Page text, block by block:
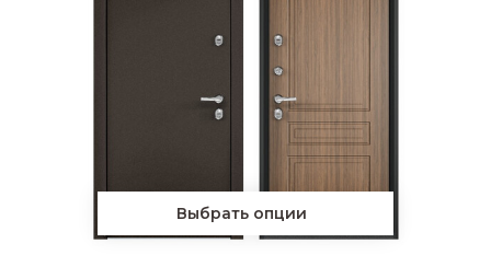
Выбрать опции